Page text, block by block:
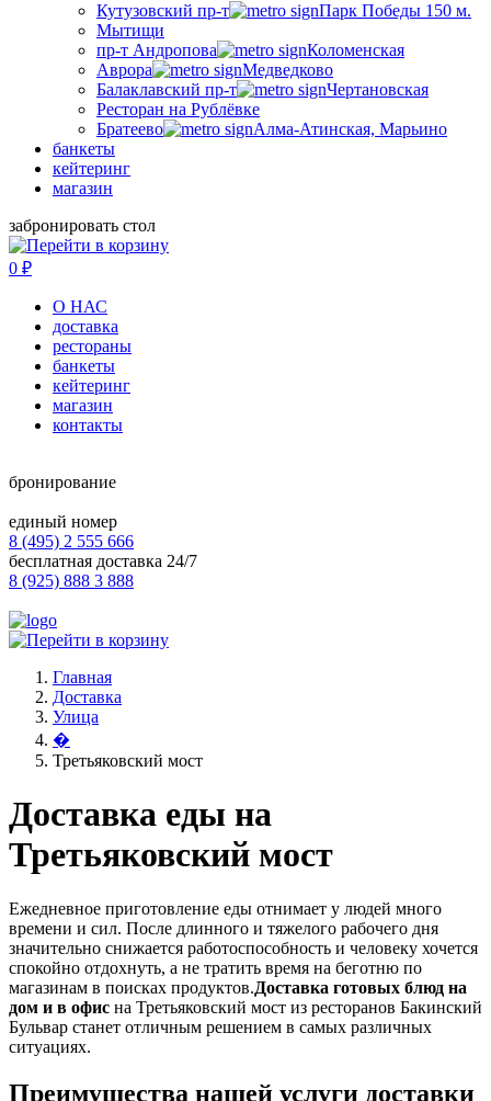
Кутузовский пр-т
Парк Победы 150 м.
Мытищи
пр-т Андропова
Коломенская
Аврора
Медведково
Балаклавский пр-т
Чертановская
Ресторан на Рублёвке
Братеево
Алма-Атинская, Марьино
банкеты
кейтеринг
магазин
забронировать стол
0 ₽
О НАС
доставка
рестораны
банкеты
кейтеринг
магазин
контакты
бронирование
единый номер
8 (495) 2 555 666
бесплатная доставка 24/7
8 (925) 888 3 888
Главная
Доставка
Улица
�
Третьяковский мост
Доставка еды на
Третьяковский мост
Ежедневное приготовление еды отнимает у людей много
времени и сил. После длинного и тяжелого рабочего дня
значительно снижается работоспособность и человеку хочется
спокойно отдохнуть, а не тратить время на беготню по
магазинам в поисках продуктов.Доставка готовых блюд на
дом и в офис на Третьяковский мост из ресторанов Бакинский
Бульвар станет отличным решением в самых различных
ситуациях.
Преимущества нашей услуги доставки